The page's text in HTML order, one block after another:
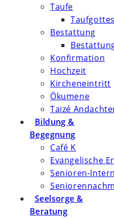
Taufe
Bestattung
Konfirmation
Hochzeit
Kircheneintritt
Ökumene
Taizé
Bildung &
Begegnung
Café K
Evangelische
Senioren-
Seelsorge &
Beratung